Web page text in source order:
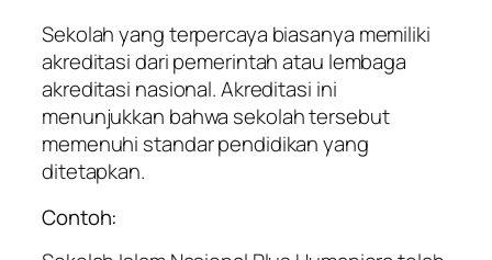
Sekolah yang terpercaya biasanya memiliki
akreditasi dari pemerintah atau lembaga
akreditasi nasional. Akreditasi ini
menunjukkan bahwa sekolah tersebut
memenuhi standar pendidikan yang
ditetapkan.
Contoh: